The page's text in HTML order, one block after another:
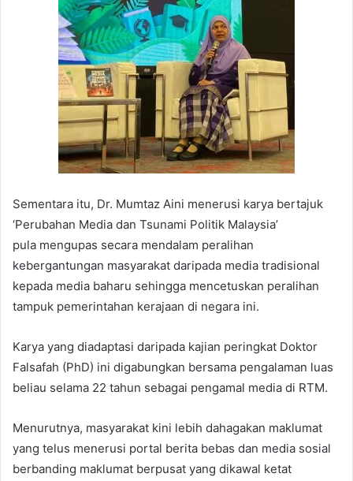
Sementara itu, Dr. Mumtaz Aini menerusi karya bertajuk
‘Perubahan Media dan Tsunami Politik Malaysia’
pula mengupas secara mendalam peralihan
kebergantungan masyarakat daripada media tradisional
kepada media baharu sehingga mencetuskan peralihan
tampuk pemerintahan kerajaan di negara ini.
Karya yang diadaptasi daripada kajian peringkat Doktor
Falsafah (PhD) ini digabungkan bersama pengalaman luas
beliau selama 22 tahun sebagai pengamal media di RTM.
Menurutnya, masyarakat kini lebih dahagakan maklumat
yang telus menerusi portal berita bebas dan media sosial
berbanding maklumat berpusat yang dikawal ketat